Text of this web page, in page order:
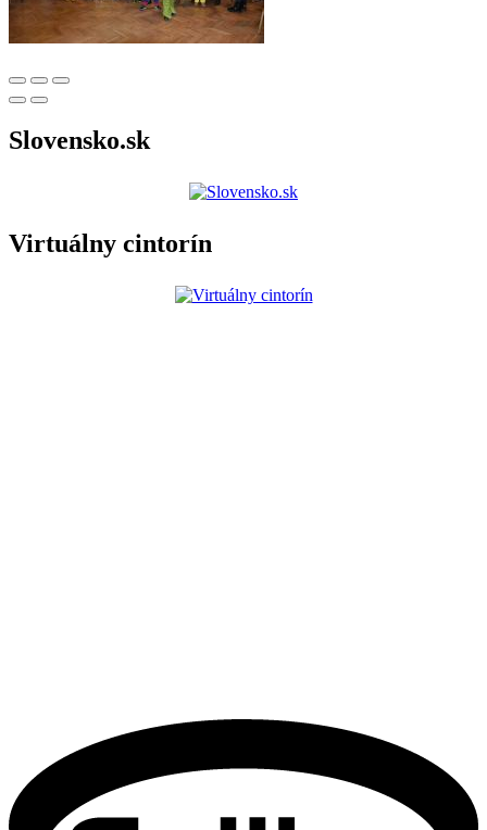
Slovensko.sk
Virtuálny cintorín